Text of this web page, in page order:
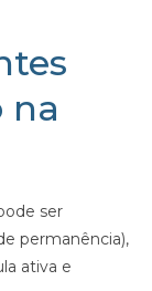
na
ser
permanência),
ativa e